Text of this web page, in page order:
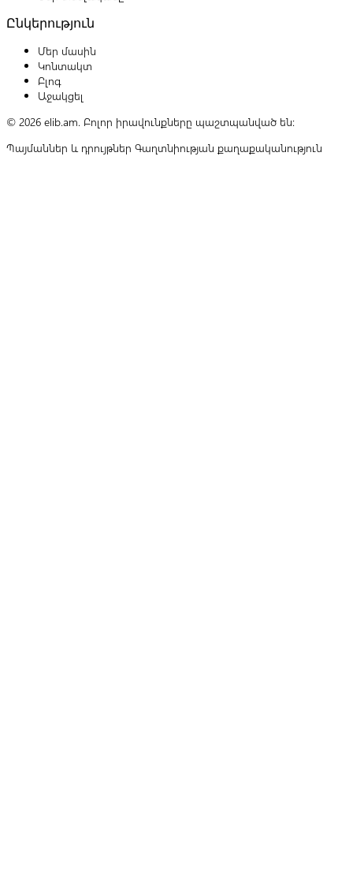
Ընկերություն
Մեր մասին
Կոնտակտ
Բլոգ
Աջակցել
© 2026 elib.am. Բոլոր իրավունքները պաշտպանված են:
Պայմաններ և դրույթներ Գաղտնիության քաղաքականություն